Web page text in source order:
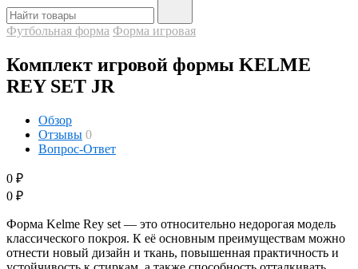
Футбольная форма Форма игровая
Комплект игровой формы KELME
REY SET JR
Обзор
Отзывы 0
Вопрос-Ответ
0 ₽
0 ₽
Форма Kelme Rey set — это относительно недорогая модель
классического покроя. К её основным преимуществам можно
отнести новый дизайн и ткань, повышенная практичность и